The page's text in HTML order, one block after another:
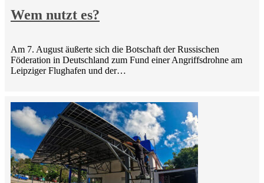
Wem nutzt es?
Am 7. August äußerte sich die Botschaft der Russischen
Föderation in Deutschland zum Fund einer Angriffsdrohne am
Leipziger Flughafen und der…